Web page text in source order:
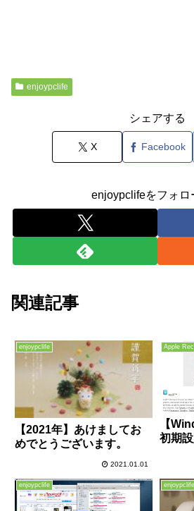
enjoypclife
シェアする
X Facebook
enjoypclifeをフォロ
関連記事
enjoypclife
【2021年】あけましてお
めでとうございます。
2021.01.01
Apple
【
初期
enjoypclife enjoypclife